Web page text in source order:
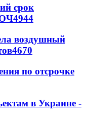
срок
4944
воздушный
4670
по отсрочке
в Украине -